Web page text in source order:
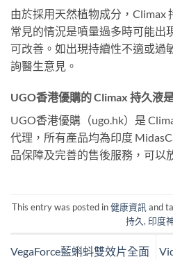
由於採用天然植物成分，Climax
常見的情況是噴量過多時可能出
可改善。如出現持續性不適或過
詢醫生意見。
UGO香港優購的 Climax 持久液
UGO香港優購（ugo.hk）是
代理，所有產品均為印度
品保障及完善的售後服務，可以
This entry was posted in健康資訊 and
持久, 印度
VegaForce藍蝌蚪雙效片全面